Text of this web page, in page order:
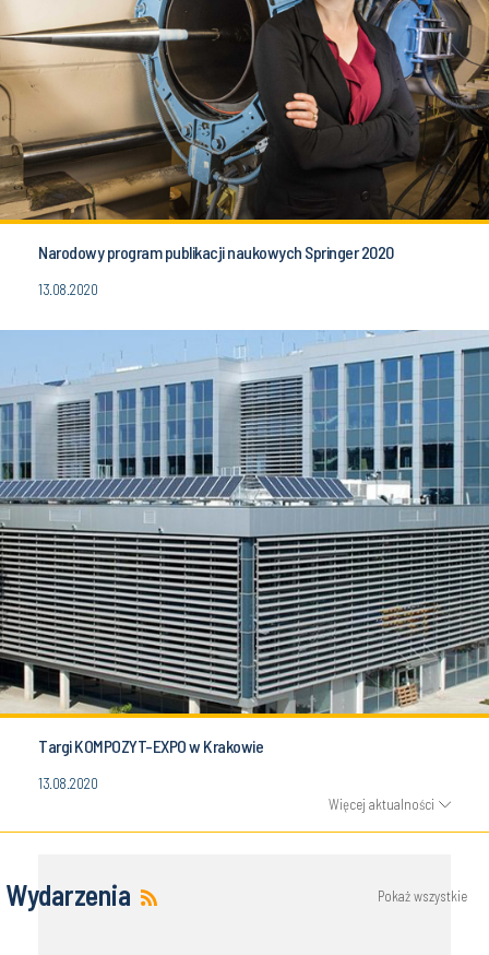
Narodowy program publikacji naukowych Springer 2020
13.08.2020
Targi KOMPOZYT-EXPO w Krakowie
13.08.2020
Więcej aktualności
Wydarzenia Pokaż wszystkie